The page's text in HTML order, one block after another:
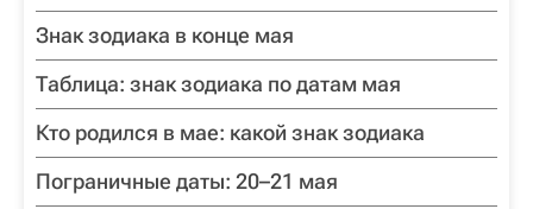
Знак зодиака в конце мая
Таблица: знак зодиака по датам мая
Кто родился в мае: какой знак зодиака
Пограничные даты: 20–21 мая